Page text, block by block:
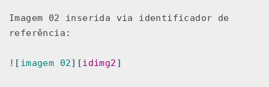
Imagem 02 inserida via identificador de
referência:
![ imagem 02][idimg2 ]